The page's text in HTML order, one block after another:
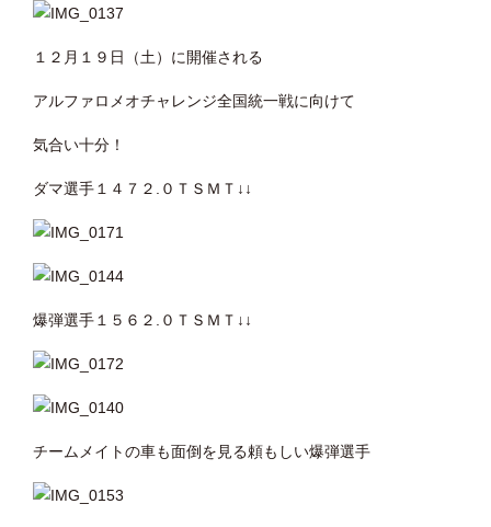
１２月１９日（土）に開催される
アルファロメオチャレンジ全国統一戦に向けて
気合い十分！
ダマ選手１４７２.０ＴＳＭＴ↓↓
爆弾選手１５６２.０ＴＳＭＴ↓↓
チームメイトの車も面倒を見る頼もしい爆弾選手